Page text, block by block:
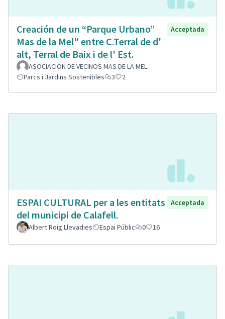
Creación de un “Parque Urbano”
Mas de la Mel" entre C.Terral de d'
alt, Terral de Baix i de l' Est.
Acceptada
ASOCIACION DE VECINOS MAS DE LA MEL
Parcs i Jardins Sostenibles
3 2
ESPAI CULTURAL per a les entitats
del municipi de Calafell.
Acceptada
Albert Roig Llevadies Espai Públic 0 16